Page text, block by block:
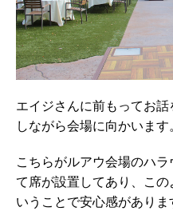
エイジさんに前もってお
しながら会場に向かいます
こちらがルアウ会場のハ
て席が設置してあり、こ
いうことで安心感がありま